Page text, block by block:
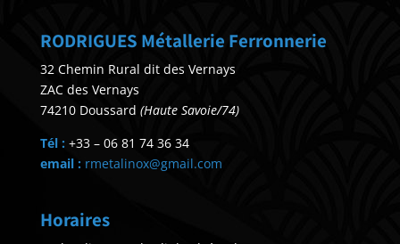
RODRIGUES Métallerie Ferronnerie
32 Chemin Rural dit des Vernays
ZAC des Vernays
74210 Doussard (Haute Savoie/74)
Tél : +33 – 06 81 74 36 34
email : rmetalinox@gmail.com
Horaires